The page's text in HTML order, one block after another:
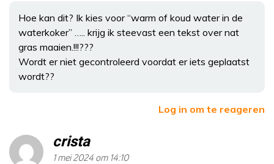
Hoe kan dit? Ik kies voor “warm of koud water in de
waterkoker” ….. krijg ik steevast een tekst over nat
gras maaien.!!!???
Wordt er niet gecontroleerd voordat er iets geplaatst
wordt??
Log in om te reageren
crista
1 mei 2024 om 14:10